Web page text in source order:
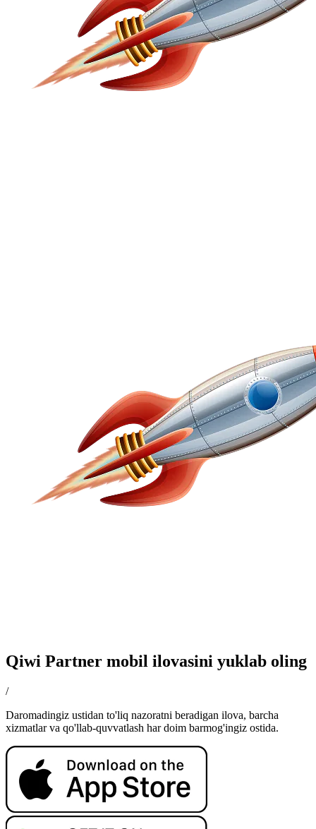
Qiwi Partner mobil ilovasini yuklab oling
/
Daromadingiz ustidan to'liq nazoratni beradigan ilova, barcha
xizmatlar va qo'llab-quvvatlash har doim barmog'ingiz ostida.